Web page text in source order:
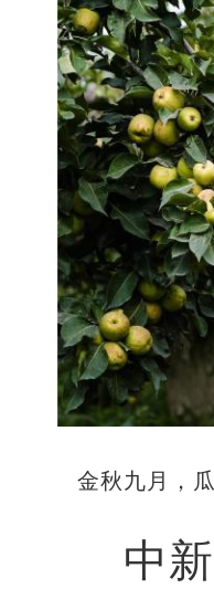
金秋九月，
中新